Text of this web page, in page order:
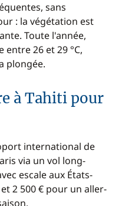
sans
: la végétation est
Toute l'année,
26 et 29 °C,
plongée.
à Tahiti pour
international de
via un vol long-
escale aux États-
2 500 € pour un aller-